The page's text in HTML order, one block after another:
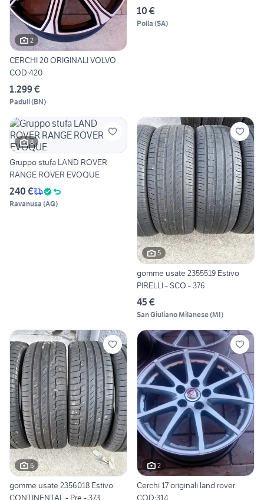
2
CERCHI 20 ORIGINALI VOLVO
COD:420
1.299 €
Paduli(BN)
10 €
Polla (SA)
8
Gruppo stufa LAND ROVER
RANGE ROVER EVOQUE
240 €
Ravanusa (AG)
5
gomme usate 2355519 Estivo
PIRELLI - SCO - 376
45 €
San Giuliano Milanese(MI)
5
gomme usate 2356018 Estivo
CONTINENTAL - Pre - 373
2
Cerchi 17 originali land rover
COD:314